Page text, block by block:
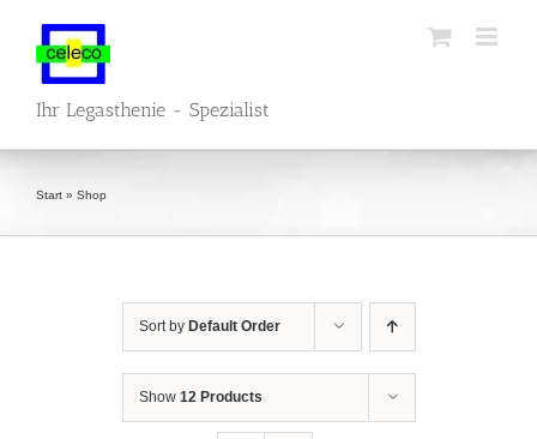
content
Ihr Legasthenie - Spezialist
Start » Shop
Sort by Default Order
Show 12 Products